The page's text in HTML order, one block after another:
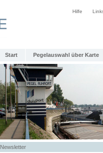
Hilfe
Start Pegelauswahl über Karte
Newsletter